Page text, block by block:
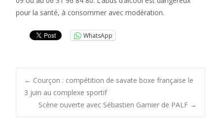
pour la santé, à consommer avec modération.
WhatsApp
Post
navigation
← Courçon : compétition de savate boxe française le
3 juin au complexe sportif
Scène ouverte avec Sébastien Garnier de PALF →